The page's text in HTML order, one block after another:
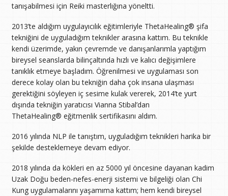
tanışabilmesi için Reiki masterlığına yöneltti.
2013’te aldığım uygulayıcılık eğitimleriyle ThetaHealing® şifa
tekniğini de uyguladığım teknikler arasına kattım. Bu teknikle
kendi üzerimde, yakın çevremde ve danışanlarımla yaptığım
bireysel seanslarda bilinçaltında hızlı ve kalıcı değişimlere
tanıklık etmeye başladım. Öğrenilmesi ve uygulaması son
derece kolay olan bu tekniğin daha çok insana ulaşması
gerektiğini söyleyen iç sesime kulak vererek, 2014’te yurt
dışında tekniğin yaratıcısı Vianna Stibal’dan
ThetaHealing® eğitmenlik sertifikasını aldım.
2016 yılında NLP ile tanıştım, uyguladığım teknikleri harika bir
şekilde desteklemeye devam ediyor.
2018 yılında da kökleri en az 5000 yıl öncesine dayanan kadim
Uzak Doğu beden-nefes-enerji sistemi ve bilgeliği olan Chi
Kung uygulamalarını yaşamıma kattım; hem kendi bireysel